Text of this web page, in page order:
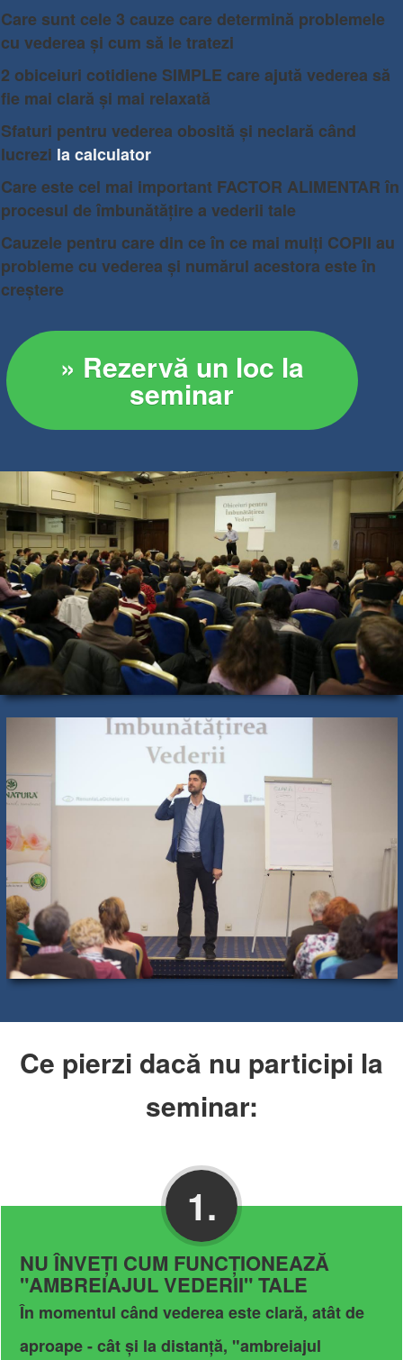
Care sunt cele 3 cauze care determină problemele
cu vederea și cum să le tratezi
​2 obiceiuri cotidiene SIMPLE care ajută vederea să
fie mai clară și mai relaxată
Sfaturi pentru vederea obosită și neclară când
lucrezi la calculator
Care este cel mai important FACTOR ALIMENTAR în
procesul de îmbunătățire a vederii tale
Cauzele pentru care din ce în ce mai mulți COPII au
probleme cu vederea și numărul acestora este în
creștere
» Rezervă un loc la
seminar
Ce pierzi dacă nu participi la
seminar:
1.
NU ÎNVEȚI CUM FUNCȚIONEAZĂ
"AMBREIAJUL VEDERII" TALE
În momentul când vederea este clară, atât de
aproape - cât și la distanță, "ambreiajul